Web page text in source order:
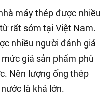
máy thép được nhiều
rất sớm tại Việt Nam.
nhiều người đánh giá
giá sản phẩm phù
Nên lượng ống thép
là khá lớn.